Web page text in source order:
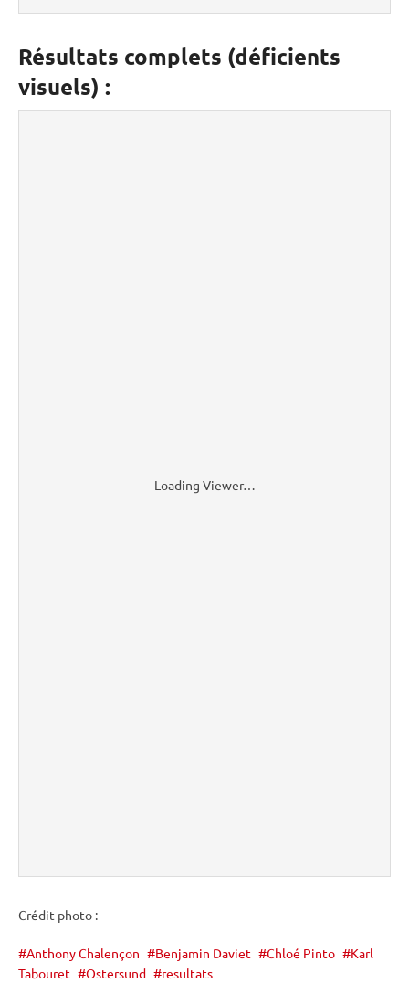
Résultats complets (déficients
visuels) :
Loading Viewer…
Crédit photo :
Anthony Chalençon Benjamin Daviet Chloé Pinto
Karl
Tabouret
Ostersund resultats